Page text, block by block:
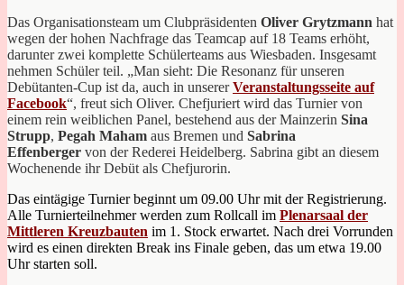
Das Organisationsteam um Clubpräsidenten Oliver Grytzmann hat
wegen der hohen Nachfrage das Teamcap auf 18 Teams erhöht,
darunter zwei komplette Schülerteams aus Wiesbaden. Insgesamt
nehmen Schüler teil. „Man sieht: Die Resonanz für unseren
Debütanten-Cup ist da, auch in unsererVeranstaltungsseite auf
Facebook“, freut sich Oliver. Chefjuriert wird das Turnier von
einem rein weiblichen Panel, bestehend aus der Mainzerin Sina
Strupp, Pegah Maham aus Bremen und Sabrina
Effenberger von derRederei Heidelberg. Sabrina gibt an diesem
Wochenende ihr Debüt als Chefjurorin.
Das eintägige Turnier beginnt um 09.00 Uhr mit der Registrierung.
Alle Turnierteilnehmer werden zum Rollcall im Plenarsaal der
Mittleren Kreuzbauten im 1. Stock erwartet. Nach drei Vorrunden
wird es einen direkten Break ins Finale geben, das um etwa 19.00
Uhr starten soll.